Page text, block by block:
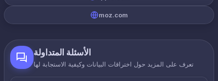
moz.com
الأسئلة المتداولة
تعرف على المزيد حول اختراقات البيانات وكيفية الاستجابة لها